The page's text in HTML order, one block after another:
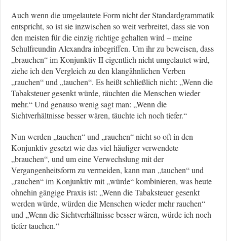
Auch wenn die umgelautete Form nicht der Standardgrammatik
entspricht, so ist sie inzwischen so weit verbreitet, dass sie von
den meisten für die einzig richtige gehalten wird – meine
Schulfreundin Alexandra inbegriffen. Um ihr zu beweisen, dass
„brauchen“ im Konjunktiv II eigentlich nicht umgelautet wird,
ziehe ich den Vergleich zu den klangähnlichen Verben
„rauchen“ und „tauchen“. Es heißt schließlich nicht: „Wenn die
Tabaksteuer gesenkt würde, räuchten die Menschen wieder
mehr.“ Und genauso wenig sagt man: „Wenn die
Sichtverhältnisse besser wären, täuchte ich noch tiefer.“
Nun werden „tauchen“ und „rauchen“ nicht so oft in den
Konjunktiv gesetzt wie das viel häufiger verwendete
„brauchen“, und um eine Verwechslung mit der
Vergangenheitsform zu vermeiden, kann man „tauchen“ und
„rauchen“ im Konjunktiv mit „würde“ kombinieren, was heute
ohnehin gängige Praxis ist: „Wenn die Tabaksteuer gesenkt
werden würde, würden die Menschen wieder mehr rauchen“
und „Wenn die Sichtverhältnisse besser wären, würde ich noch
tiefer tauchen.“